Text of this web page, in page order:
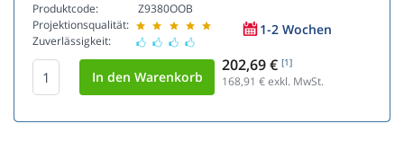
Produktcode:
Projektionsqualität:
Zuverlässigkeit:
Z9380OOB
1-2 Wochen
202,69 € [1]
168,91 € exkl. MwSt.